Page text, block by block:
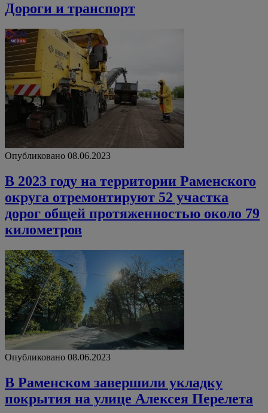
Дороги и транспорт
Опубликовано 08.06.2023
В 2023 году на территории Раменского
округа отремонтируют 52 участка
дорог общей протяженностью около 79
километров
Опубликовано 08.06.2023
В Раменском завершили укладку
покрытия на улице Алексея Перелета